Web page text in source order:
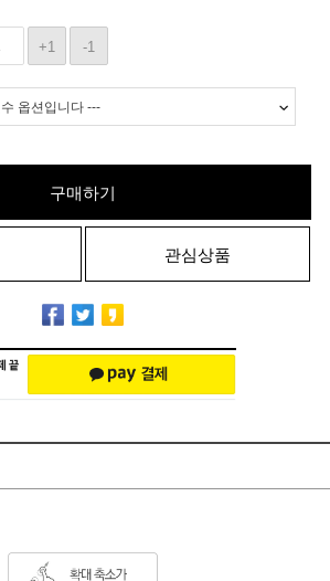
+1 -1
구매하기
관심상품